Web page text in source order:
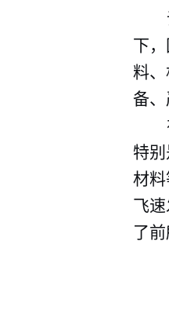
下
料
备、
特
材
飞
了